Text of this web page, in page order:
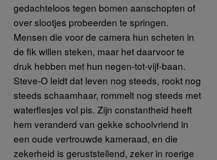
gedachteloos tegen bomen aanschopten of
over slootjes probeerden te springen.
Mensen die voor de camera hun scheten in
de fik willen steken, maar het daarvoor te
druk hebben met hun negen-tot-vijf-baan.
Steve-O leidt dat leven nog steeds, rookt nog
steeds schaamhaar, rommelt nog steeds met
waterflesjes vol pis. Zijn constantheid heeft
hem veranderd van gekke schoolvriend in
een oude vertrouwde kameraad, en die
zekerheid is geruststellend, zeker in roerige